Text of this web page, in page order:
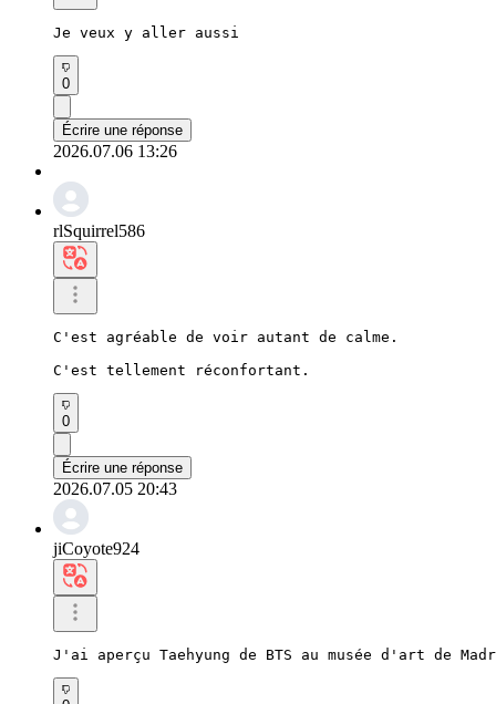
Je veux y aller aussi
0
Écrire une réponse
2026.07.06 13:26
rlSquirrel586
C'est agréable de voir autant de calme.
C'est tellement réconfortant.
0
Écrire une réponse
2026.07.05 20:43
jiCoyote924
J'ai aperçu Taehyung de BTS au musée d'art de